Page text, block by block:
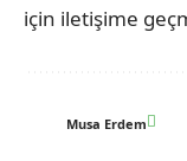
için iletişime
Musa Erdem